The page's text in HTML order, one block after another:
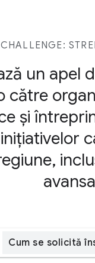
un apel
către
și
Cum se solicită